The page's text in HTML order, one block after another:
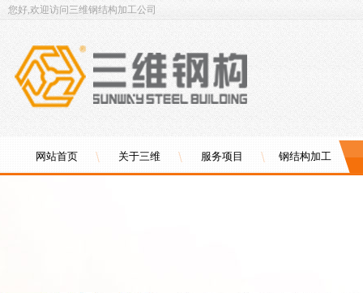
您好,欢迎访问三维钢结构加工公司
网站首页 关于三维 服务项目 钢结构加工